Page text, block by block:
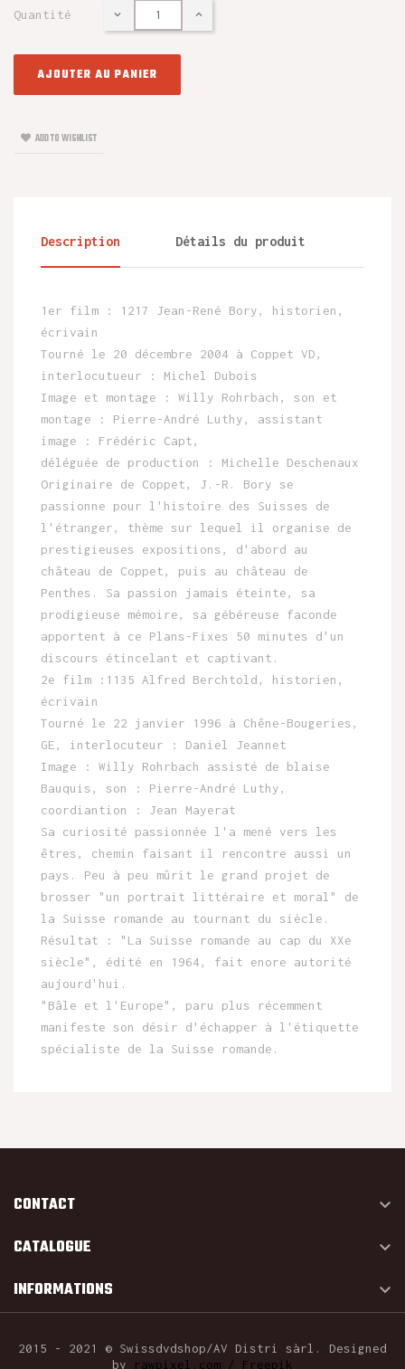
Quantité
AJOUTER AU PANIER
ADD TO WISHLIST
Description Détails du produit
1er film : 1217 Jean-René Bory, historien,
écrivain
Tourné le 20 décembre 2004 à Coppet VD,
interlocutueur : Michel Dubois
Image et montage : Willy Rohrbach, son et
montage : Pierre-André Luthy, assistant
image : Frédéric Capt,
déléguée de production : Michelle Deschenaux
Originaire de Coppet, J.-R. Bory se
passionne pour l'histoire des Suisses de
l'étranger, thème sur lequel il organise de
prestigieuses expositions, d'abord au
château de Coppet, puis au château de
Penthes. Sa passion jamais éteinte, sa
prodigieuse mémoire, sa gébéreuse faconde
apportent à ce Plans-Fixes 50 minutes d'un
discours étincelant et captivant.
2e film :1135 Alfred Berchtold, historien,
écrivain
Tourné le 22 janvier 1996 à Chêne-Bougeries,
GE, interlocuteur : Daniel Jeannet
Image : Willy Rohrbach assisté de blaise
Bauquis, son : Pierre-André Luthy,
coordiantion : Jean Mayerat
Sa curiosité passionnée l'a mené vers les
êtres, chemin faisant il rencontre aussi un
pays. Peu à peu mûrit le grand projet de
brosser "un portrait littéraire et moral" de
la Suisse romande au tournant du siècle.
Résultat : "La Suisse romande au cap du XXe
siècle", édité en 1964, fait enore autorité
aujourd'hui.
"Bâle et l'Europe", paru plus récemment
manifeste son désir d'échapper à l'étiquette
spécialiste de la Suisse romande.
CONTACT 
CATALOGUE 
INFORMATIONS 
2015 - 2021 © Swissdvdshop/AV Distri sàrl. Designed
by
rawpixel.com / Freepik